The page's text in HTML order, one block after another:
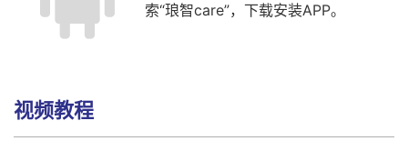
索“琅智care”，下载安装APP。
视频教程